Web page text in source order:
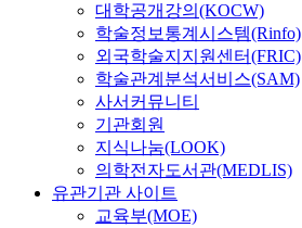
대학공개강의(KOCW)
학술정보통계시스템(Rinfo)
외국학술지지원센터(FRIC)
학술관계분석서비스(SAM)
사서커뮤니티
기관회원
지식나눔(LOOK)
의학전자도서관(MEDLIS)
유관기관 사이트
교육부(MOE)